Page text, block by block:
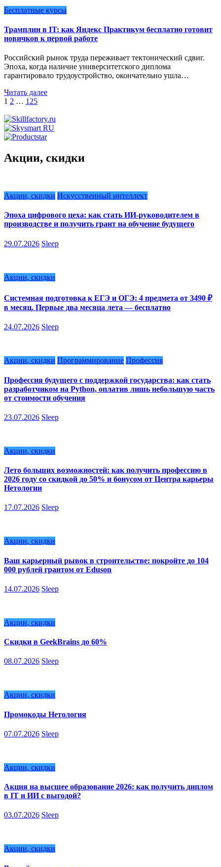
Бесплатные курсы
Трамплин в IT: как Яндекс Практикум бесплатно готовит
новичков к первой работе
Российский рынок труда переживает тектонический сдвиг.
Эпоха, когда наличие университетского диплома
гарантировало трудоустройство, окончательно ушла…
Читать далее
Пагинация
записей
1 2 … 125
Акции, скидки
Акции, скидки Искусственный интеллект
Эпоха цифрового цеха: как стать ИИ-руководителем в
производстве и получить грант на обучение будущего
29.07.2026 Sleep
Акции, скидки
Системная подготовка к ЕГЭ и ОГЭ: 4 предмета от 3490 ₽
в месяц. Первые два месяца лета — бесплатно
24.07.2026 Sleep
Акции, скидки Программирование Профессия
Профессия будущего с поддержкой государства: как стать
разработчиком на Python, оплатив лишь небольшую часть
от стоимости обучения
23.07.2026 Sleep
Акции, скидки
Лето больших возможностей: как получить профессию в
2026 году со скидкой до 50% и бонусом от Центра карьеры
Нетологии
17.07.2026 Sleep
Акции, скидки
Ваш карьерный рывок в строительстве: покройте до 104
000 рублей грантом от Eduson
14.07.2026 Sleep
Акции, скидки
Скидки в GeekBrains до 60%
08.07.2026 Sleep
Акции, скидки
Промокоды Нетология
07.07.2026 Sleep
Акции, скидки
Акция на высшее образование 2026: как получить диплом
в IT и ИИ с выгодой?
03.07.2026 Sleep
Акции, скидки